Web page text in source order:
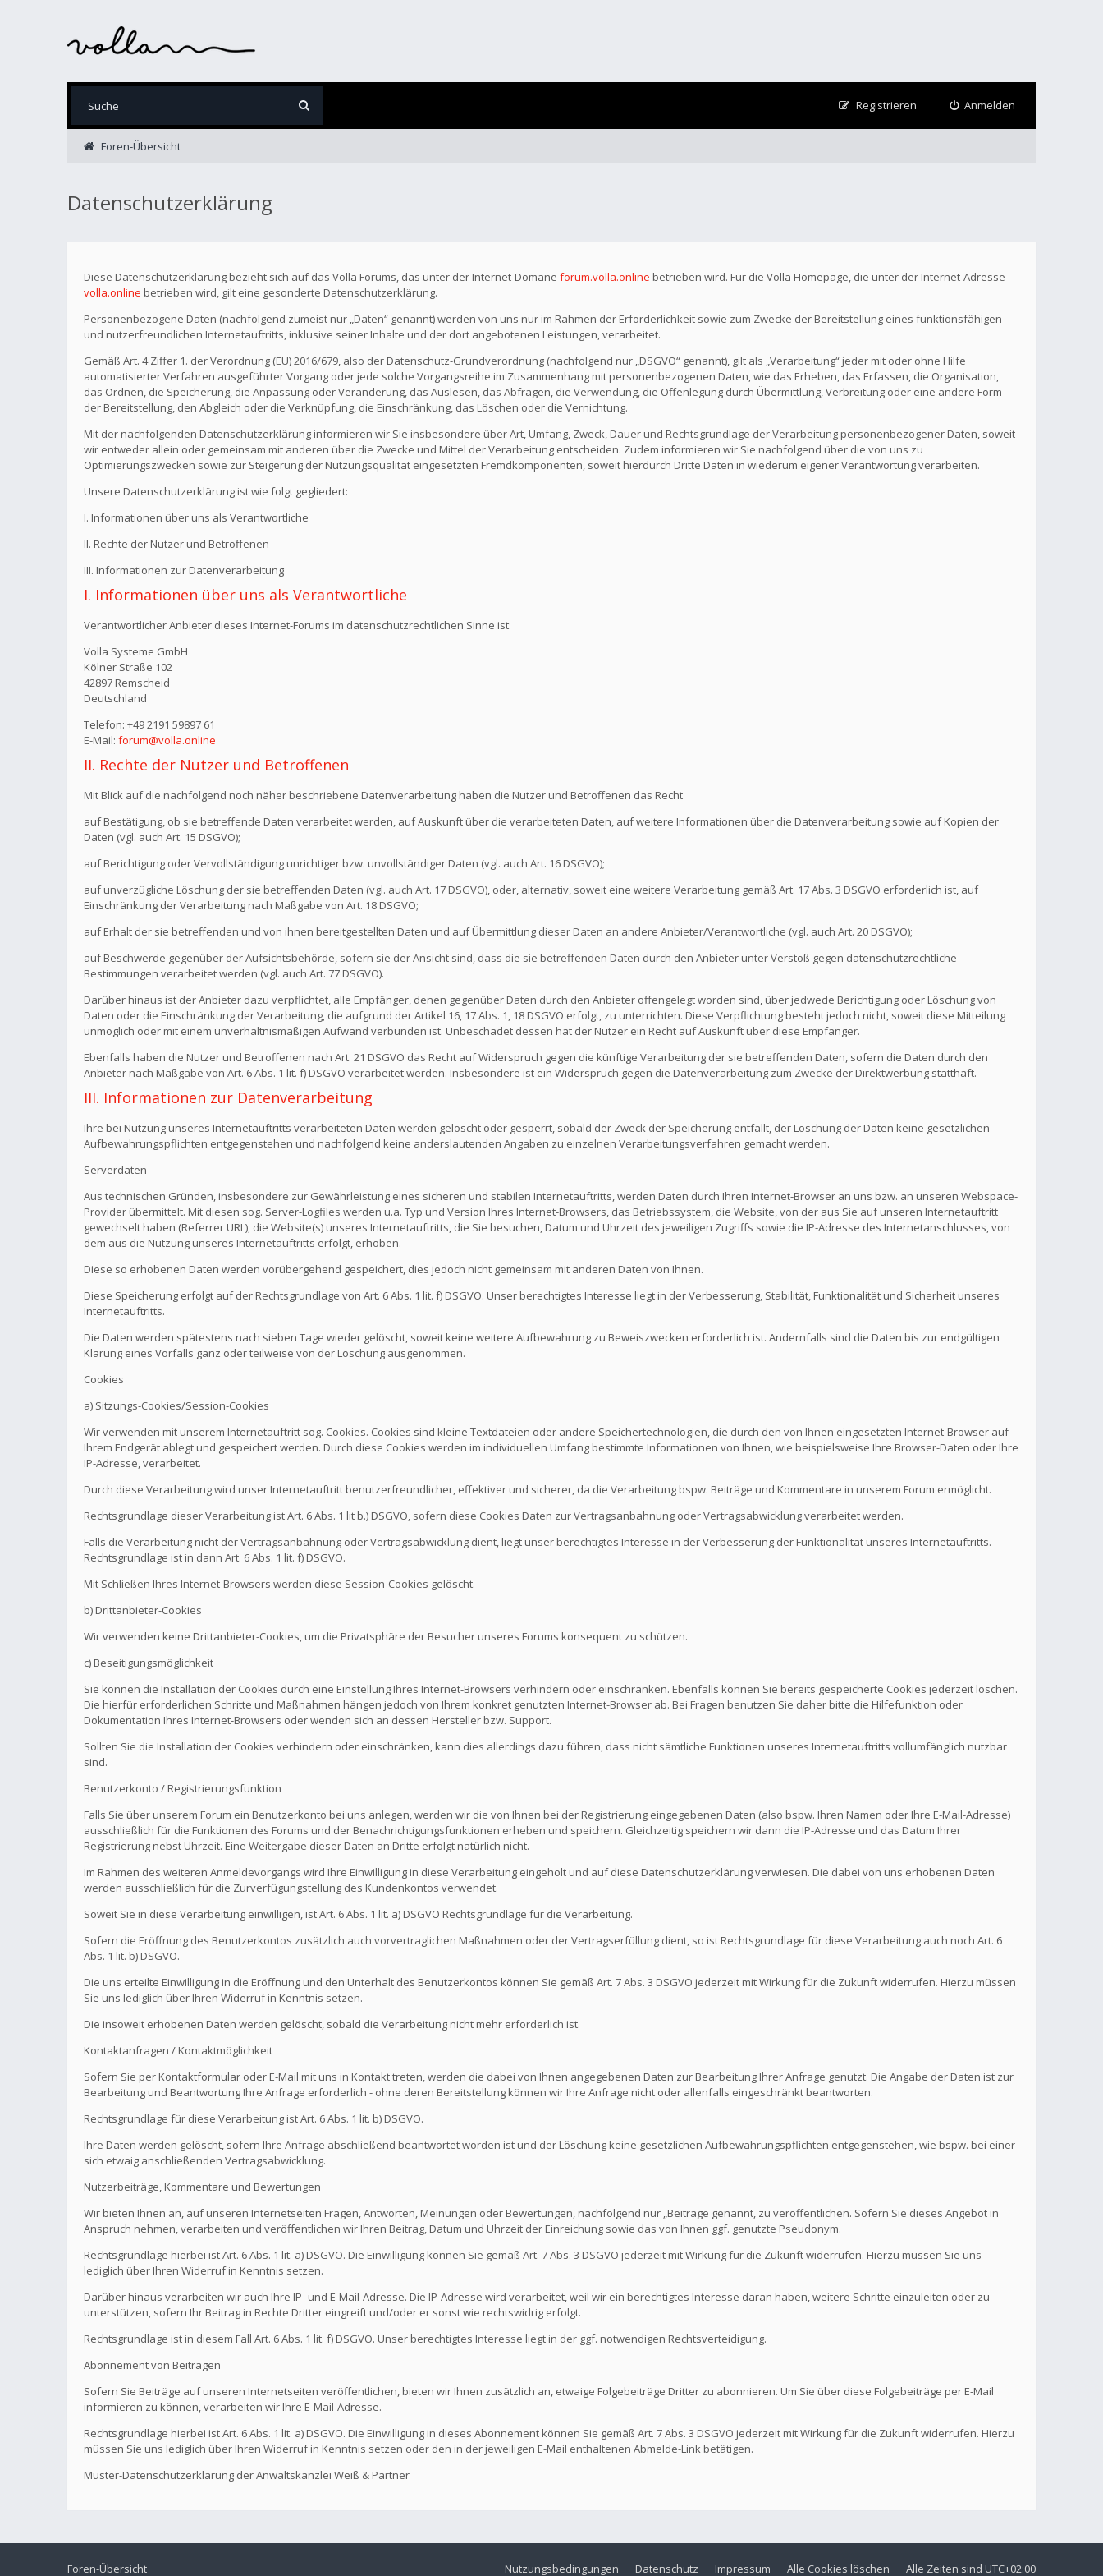
Anmelden
Registrieren
Foren-Übersicht
Datenschutzerklärung
Diese Datenschutzerklärung bezieht sich auf das Volla Forums, das unter der Internet-Domäne forum.volla.online betrieben wird. Für die Volla Homepage, die unter der Internet-Adresse
volla.online betrieben wird, gilt eine gesonderte Datenschutzerklärung.
Personenbezogene Daten (nachfolgend zumeist nur „Daten“ genannt) werden von uns nur im Rahmen der Erforderlichkeit sowie zum Zwecke der Bereitstellung eines funktionsfähigen
und nutzerfreundlichen Internetauftritts, inklusive seiner Inhalte und der dort angebotenen Leistungen, verarbeitet.
Gemäß Art. 4 Ziffer 1. der Verordnung (EU) 2016/679, also der Datenschutz-Grundverordnung (nachfolgend nur „DSGVO“ genannt), gilt als „Verarbeitung“ jeder mit oder ohne Hilfe
automatisierter Verfahren ausgeführter Vorgang oder jede solche Vorgangsreihe im Zusammenhang mit personenbezogenen Daten, wie das Erheben, das Erfassen, die Organisation,
das Ordnen, die Speicherung, die Anpassung oder Veränderung, das Auslesen, das Abfragen, die Verwendung, die Offenlegung durch Übermittlung, Verbreitung oder eine andere Form
der Bereitstellung, den Abgleich oder die Verknüpfung, die Einschränkung, das Löschen oder die Vernichtung.
Mit der nachfolgenden Datenschutzerklärung informieren wir Sie insbesondere über Art, Umfang, Zweck, Dauer und Rechtsgrundlage der Verarbeitung personenbezogener Daten, soweit
wir entweder allein oder gemeinsam mit anderen über die Zwecke und Mittel der Verarbeitung entscheiden. Zudem informieren wir Sie nachfolgend über die von uns zu
Optimierungszwecken sowie zur Steigerung der Nutzungsqualität eingesetzten Fremdkomponenten, soweit hierdurch Dritte Daten in wiederum eigener Verantwortung verarbeiten.
Unsere Datenschutzerklärung ist wie folgt gegliedert:
I. Informationen über uns als Verantwortliche
II. Rechte der Nutzer und Betroffenen
III. Informationen zur Datenverarbeitung
I. Informationen über uns als Verantwortliche
Verantwortlicher Anbieter dieses Internet-Forums im datenschutzrechtlichen Sinne ist:
Volla Systeme GmbH
Kölner Straße 102
42897 Remscheid
Deutschland
Telefon: +49 2191 59897 61
E-Mail: forum@volla.online
II. Rechte der Nutzer und Betroffenen
Mit Blick auf die nachfolgend noch näher beschriebene Datenverarbeitung haben die Nutzer und Betroffenen das Recht
auf Bestätigung, ob sie betreffende Daten verarbeitet werden, auf Auskunft über die verarbeiteten Daten, auf weitere Informationen über die Datenverarbeitung sowie auf Kopien der
Daten (vgl. auch Art. 15 DSGVO);
auf Berichtigung oder Vervollständigung unrichtiger bzw. unvollständiger Daten (vgl. auch Art. 16 DSGVO);
auf unverzügliche Löschung der sie betreffenden Daten (vgl. auch Art. 17 DSGVO), oder, alternativ, soweit eine weitere Verarbeitung gemäß Art. 17 Abs. 3 DSGVO erforderlich ist, auf
Einschränkung der Verarbeitung nach Maßgabe von Art. 18 DSGVO;
auf Erhalt der sie betreffenden und von ihnen bereitgestellten Daten und auf Übermittlung dieser Daten an andere Anbieter/Verantwortliche (vgl. auch Art. 20 DSGVO);
auf Beschwerde gegenüber der Aufsichtsbehörde, sofern sie der Ansicht sind, dass die sie betreffenden Daten durch den Anbieter unter Verstoß gegen datenschutzrechtliche
Bestimmungen verarbeitet werden (vgl. auch Art. 77 DSGVO).
Darüber hinaus ist der Anbieter dazu verpflichtet, alle Empfänger, denen gegenüber Daten durch den Anbieter offengelegt worden sind, über jedwede Berichtigung oder Löschung von
Daten oder die Einschränkung der Verarbeitung, die aufgrund der Artikel 16, 17 Abs. 1, 18 DSGVO erfolgt, zu unterrichten. Diese Verpflichtung besteht jedoch nicht, soweit diese Mitteilung
unmöglich oder mit einem unverhältnismäßigen Aufwand verbunden ist. Unbeschadet dessen hat der Nutzer ein Recht auf Auskunft über diese Empfänger.
Ebenfalls haben die Nutzer und Betroffenen nach Art. 21 DSGVO das Recht auf Widerspruch gegen die künftige Verarbeitung der sie betreffenden Daten, sofern die Daten durch den
Anbieter nach Maßgabe von Art. 6 Abs. 1 lit. f) DSGVO verarbeitet werden. Insbesondere ist ein Widerspruch gegen die Datenverarbeitung zum Zwecke der Direktwerbung statthaft.
III. Informationen zur Datenverarbeitung
Ihre bei Nutzung unseres Internetauftritts verarbeiteten Daten werden gelöscht oder gesperrt, sobald der Zweck der Speicherung entfällt, der Löschung der Daten keine gesetzlichen
Aufbewahrungspflichten entgegenstehen und nachfolgend keine anderslautenden Angaben zu einzelnen Verarbeitungsverfahren gemacht werden.
Serverdaten
Aus technischen Gründen, insbesondere zur Gewährleistung eines sicheren und stabilen Internetauftritts, werden Daten durch Ihren Internet-Browser an uns bzw. an unseren Webspace-
Provider übermittelt. Mit diesen sog. Server-Logfiles werden u.a. Typ und Version Ihres Internet-Browsers, das Betriebssystem, die Website, von der aus Sie auf unseren Internetauftritt
gewechselt haben (Referrer URL), die Website(s) unseres Internetauftritts, die Sie besuchen, Datum und Uhrzeit des jeweiligen Zugriffs sowie die IP-Adresse des Internetanschlusses, von
dem aus die Nutzung unseres Internetauftritts erfolgt, erhoben.
Diese so erhobenen Daten werden vorübergehend gespeichert, dies jedoch nicht gemeinsam mit anderen Daten von Ihnen.
Diese Speicherung erfolgt auf der Rechtsgrundlage von Art. 6 Abs. 1 lit. f) DSGVO. Unser berechtigtes Interesse liegt in der Verbesserung, Stabilität, Funktionalität und Sicherheit unseres
Internetauftritts.
Die Daten werden spätestens nach sieben Tage wieder gelöscht, soweit keine weitere Aufbewahrung zu Beweiszwecken erforderlich ist. Andernfalls sind die Daten bis zur endgültigen
Klärung eines Vorfalls ganz oder teilweise von der Löschung ausgenommen.
Cookies
a) Sitzungs-Cookies/Session-Cookies
Wir verwenden mit unserem Internetauftritt sog. Cookies. Cookies sind kleine Textdateien oder andere Speichertechnologien, die durch den von Ihnen eingesetzten Internet-Browser auf
Ihrem Endgerät ablegt und gespeichert werden. Durch diese Cookies werden im individuellen Umfang bestimmte Informationen von Ihnen, wie beispielsweise Ihre Browser-Daten oder Ihre
IP-Adresse, verarbeitet.
Durch diese Verarbeitung wird unser Internetauftritt benutzerfreundlicher, effektiver und sicherer, da die Verarbeitung bspw. Beiträge und Kommentare in unserem Forum ermöglicht.
Rechtsgrundlage dieser Verarbeitung ist Art. 6 Abs. 1 lit b.) DSGVO, sofern diese Cookies Daten zur Vertragsanbahnung oder Vertragsabwicklung verarbeitet werden.
Falls die Verarbeitung nicht der Vertragsanbahnung oder Vertragsabwicklung dient, liegt unser berechtigtes Interesse in der Verbesserung der Funktionalität unseres Internetauftritts.
Rechtsgrundlage ist in dann Art. 6 Abs. 1 lit. f) DSGVO.
Mit Schließen Ihres Internet-Browsers werden diese Session-Cookies gelöscht.
b) Drittanbieter-Cookies
Wir verwenden keine Drittanbieter-Cookies, um die Privatsphäre der Besucher unseres Forums konsequent zu schützen.
c) Beseitigungsmöglichkeit
Sie können die Installation der Cookies durch eine Einstellung Ihres Internet-Browsers verhindern oder einschränken. Ebenfalls können Sie bereits gespeicherte Cookies jederzeit löschen.
Die hierfür erforderlichen Schritte und Maßnahmen hängen jedoch von Ihrem konkret genutzten Internet-Browser ab. Bei Fragen benutzen Sie daher bitte die Hilfefunktion oder
Dokumentation Ihres Internet-Browsers oder wenden sich an dessen Hersteller bzw. Support.
Sollten Sie die Installation der Cookies verhindern oder einschränken, kann dies allerdings dazu führen, dass nicht sämtliche Funktionen unseres Internetauftritts vollumfänglich nutzbar
sind.
Benutzerkonto / Registrierungsfunktion
Falls Sie über unserem Forum ein Benutzerkonto bei uns anlegen, werden wir die von Ihnen bei der Registrierung eingegebenen Daten (also bspw. Ihren Namen oder Ihre E-Mail-Adresse)
ausschließlich für die Funktionen des Forums und der Benachrichtigungsfunktionen erheben und speichern. Gleichzeitig speichern wir dann die IP-Adresse und das Datum Ihrer
Registrierung nebst Uhrzeit. Eine Weitergabe dieser Daten an Dritte erfolgt natürlich nicht.
Im Rahmen des weiteren Anmeldevorgangs wird Ihre Einwilligung in diese Verarbeitung eingeholt und auf diese Datenschutzerklärung verwiesen. Die dabei von uns erhobenen Daten
werden ausschließlich für die Zurverfügungstellung des Kundenkontos verwendet.
Soweit Sie in diese Verarbeitung einwilligen, ist Art. 6 Abs. 1 lit. a) DSGVO Rechtsgrundlage für die Verarbeitung.
Sofern die Eröffnung des Benutzerkontos zusätzlich auch vorvertraglichen Maßnahmen oder der Vertragserfüllung dient, so ist Rechtsgrundlage für diese Verarbeitung auch noch Art. 6
Abs. 1 lit. b) DSGVO.
Die uns erteilte Einwilligung in die Eröffnung und den Unterhalt des Benutzerkontos können Sie gemäß Art. 7 Abs. 3 DSGVO jederzeit mit Wirkung für die Zukunft widerrufen. Hierzu müssen
Sie uns lediglich über Ihren Widerruf in Kenntnis setzen.
Die insoweit erhobenen Daten werden gelöscht, sobald die Verarbeitung nicht mehr erforderlich ist.
Kontaktanfragen / Kontaktmöglichkeit
Sofern Sie per Kontaktformular oder E-Mail mit uns in Kontakt treten, werden die dabei von Ihnen angegebenen Daten zur Bearbeitung Ihrer Anfrage genutzt. Die Angabe der Daten ist zur
Bearbeitung und Beantwortung Ihre Anfrage erforderlich - ohne deren Bereitstellung können wir Ihre Anfrage nicht oder allenfalls eingeschränkt beantworten.
Rechtsgrundlage für diese Verarbeitung ist Art. 6 Abs. 1 lit. b) DSGVO.
Ihre Daten werden gelöscht, sofern Ihre Anfrage abschließend beantwortet worden ist und der Löschung keine gesetzlichen Aufbewahrungspflichten entgegenstehen, wie bspw. bei einer
sich etwaig anschließenden Vertragsabwicklung.
Nutzerbeiträge, Kommentare und Bewertungen
Wir bieten Ihnen an, auf unseren Internetseiten Fragen, Antworten, Meinungen oder Bewertungen, nachfolgend nur „Beiträge genannt, zu veröffentlichen. Sofern Sie dieses Angebot in
Anspruch nehmen, verarbeiten und veröffentlichen wir Ihren Beitrag, Datum und Uhrzeit der Einreichung sowie das von Ihnen ggf. genutzte Pseudonym.
Rechtsgrundlage hierbei ist Art. 6 Abs. 1 lit. a) DSGVO. Die Einwilligung können Sie gemäß Art. 7 Abs. 3 DSGVO jederzeit mit Wirkung für die Zukunft widerrufen. Hierzu müssen Sie uns
lediglich über Ihren Widerruf in Kenntnis setzen.
Darüber hinaus verarbeiten wir auch Ihre IP- und E-Mail-Adresse. Die IP-Adresse wird verarbeitet, weil wir ein berechtigtes Interesse daran haben, weitere Schritte einzuleiten oder zu
unterstützen, sofern Ihr Beitrag in Rechte Dritter eingreift und/oder er sonst wie rechtswidrig erfolgt.
Rechtsgrundlage ist in diesem Fall Art. 6 Abs. 1 lit. f) DSGVO. Unser berechtigtes Interesse liegt in der ggf. notwendigen Rechtsverteidigung.
Abonnement von Beiträgen
Sofern Sie Beiträge auf unseren Internetseiten veröffentlichen, bieten wir Ihnen zusätzlich an, etwaige Folgebeiträge Dritter zu abonnieren. Um Sie über diese Folgebeiträge per E-Mail
informieren zu können, verarbeiten wir Ihre E-Mail-Adresse.
Rechtsgrundlage hierbei ist Art. 6 Abs. 1 lit. a) DSGVO. Die Einwilligung in dieses Abonnement können Sie gemäß Art. 7 Abs. 3 DSGVO jederzeit mit Wirkung für die Zukunft widerrufen. Hierzu
müssen Sie uns lediglich über Ihren Widerruf in Kenntnis setzen oder den in der jeweiligen E-Mail enthaltenen Abmelde-Link betätigen.
Muster-Datenschutzerklärung der Anwaltskanzlei Weiß & Partner
Foren-Übersicht Alle Zeiten sind UTC+02:00
Alle Cookies löschen
Impressum
Datenschutz
Nutzungsbedingungen